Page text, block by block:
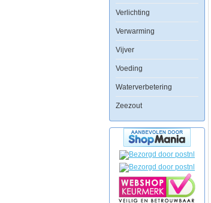
Verlichting
Verwarming
Vijver
Voeding
Waterverbetering
Zeezout